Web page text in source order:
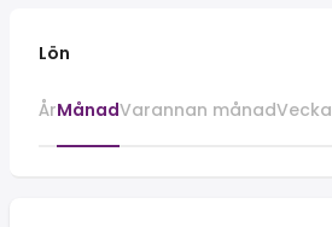
Lön
ÅrMånadVarannan månadVecka